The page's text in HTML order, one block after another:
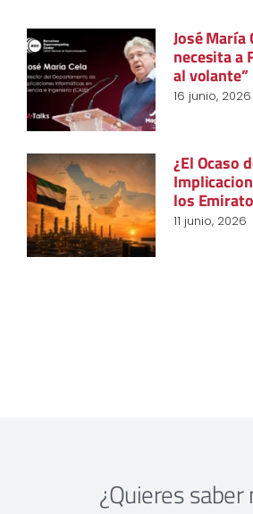
José María
necesita a
al volante”
16 junio, 2026
¿El Ocaso
los
11 junio, 2026
¿Quieres saber